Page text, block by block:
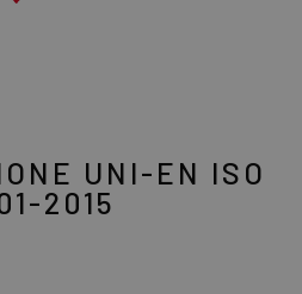
UNI-EN ISO
2015